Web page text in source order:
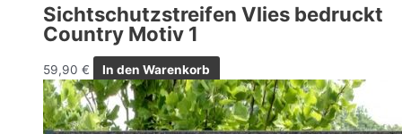
Sichtschutzstreifen Vlies bedruckt
Country Motiv 1
59,90 € In den Warenkorb